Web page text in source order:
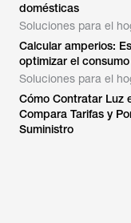
domésticas
Soluciones para el
Calcular amperios:
optimizar el
Soluciones para el
Cómo Contratar Luz
Compara Tarifas y
Suministro